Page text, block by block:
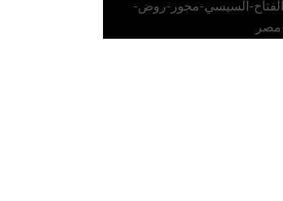
الفتاح-السيسي-محور-روض-
مصر